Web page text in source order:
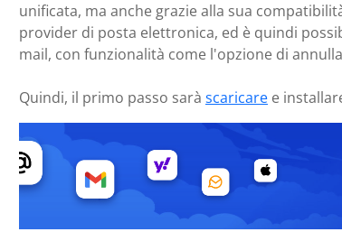
unificata, ma anche grazie alla sua
provider di posta elettronica, ed è quindi
mail, con funzionalità come l'opzione di
Quindi, il primo passo sarà scaricare e